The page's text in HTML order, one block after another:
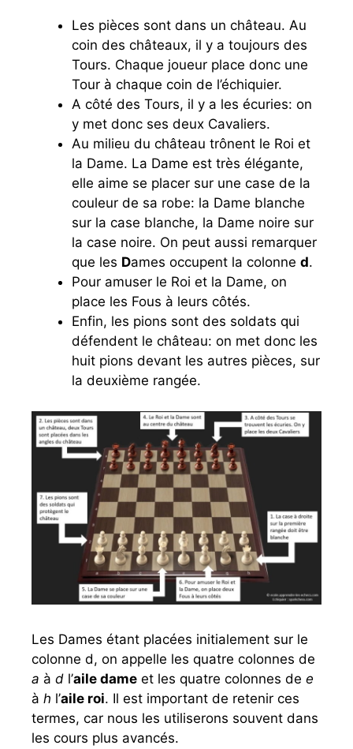
Les pièces sont dans un château. Au
coin des châteaux, il y a toujours des
Tours. Chaque joueur place donc une
Tour à chaque coin de l’échiquier.
A côté des Tours, il y a les écuries: on
y met donc ses deux Cavaliers.
Au milieu du château trônent le Roi et
la Dame. La Dame est très élégante,
elle aime se placer sur une case de la
couleur de sa robe: la Dame blanche
sur la case blanche, la Dame noire sur
la case noire. On peut aussi remarquer
que les Dames occupent la colonne d.
Pour amuser le Roi et la Dame, on
place les Fous à leurs côtés.
Enfin, les pions sont des soldats qui
défendent le château: on met donc les
huit pions devant les autres pièces, sur
la deuxième rangée.
Les Dames étant placées initialement sur le
colonne d, on appelle les quatre colonnes de
a à d l’aile dame et les quatre colonnes de e
à h l’aile roi. Il est important de retenir ces
termes, car nous les utiliserons souvent dans
les cours plus avancés.